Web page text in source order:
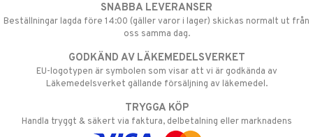
SNABBA LEVERANSER
Beställningar lagda före 14:00 (gäller varor i lager) skickas normalt ut från
oss samma dag.
GODKÄND AV LÄKEMEDELSVERKET
EU-logotypen är symbolen som visar att vi är godkända av
Läkemedelsverket gällande försäljning av läkemedel.
TRYGGA KÖP
Handla tryggt & säkert via faktura, delbetalning eller marknadens